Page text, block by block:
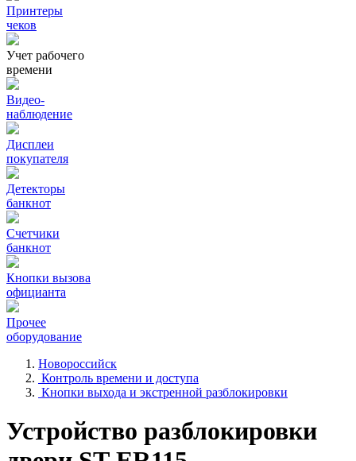
Принтеры
чеков
Учет рабочего
времени
Видео‑
наблюдение
Дисплеи
покупателя
Детекторы
банкнот
Счетчики
банкнот
Кнопки вызова
официанта
Прочее
оборудование
Новороссийск
Контроль времени и доступа
Кнопки выхода и экстренной разблокировки
Устройство разблокировки